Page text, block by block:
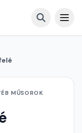
MŰSOROK